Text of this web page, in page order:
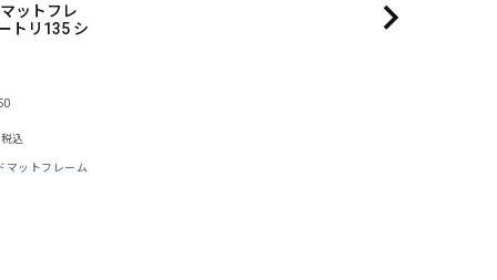
ットフレ
トリ135 シ
税込
マットフレーム